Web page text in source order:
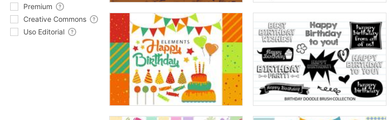
Premium
Creative Commons
Uso Editorial